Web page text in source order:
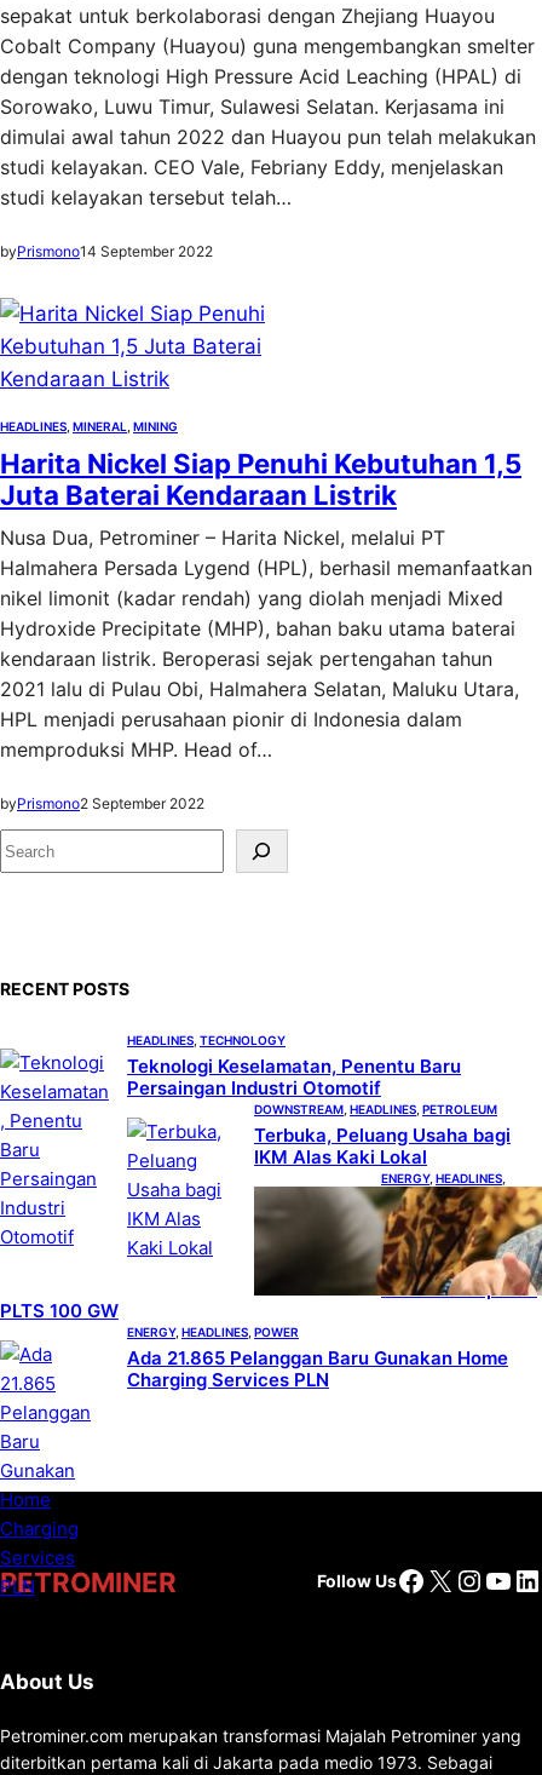
sepakat untuk berkolaborasi dengan Zhejiang Huayou
Cobalt Company (Huayou) guna mengembangkan smelter
dengan teknologi High Pressure Acid Leaching (HPAL) di
Sorowako, Luwu Timur, Sulawesi Selatan. Kerjasama ini
dimulai awal tahun 2022 dan Huayou pun telah melakukan
studi kelayakan. CEO Vale, Febriany Eddy, menjelaskan
studi kelayakan tersebut telah…
byPrismono14 September 2022
HEADLINES MINERAL MINING
Harita Nickel Siap Penuhi Kebutuhan 1,5
Juta Baterai Kendaraan Listrik
Nusa Dua, Petrominer – Harita Nickel, melalui PT
Halmahera Persada Lygend (HPL), berhasil memanfaatkan
nikel limonit (kadar rendah) yang diolah menjadi Mixed
Hydroxide Precipitate (MHP), bahan baku utama baterai
kendaraan listrik. Beroperasi sejak pertengahan tahun
2021 lalu di Pulau Obi, Halmahera Selatan, Maluku Utara,
HPL menjadi perusahaan pionir di Indonesia dalam
memproduksi MHP. Head of…
byPrismono2 September 2022
S
e
RECENT POSTS
HEADLINES TECHNOLOGY
Teknologi Keselamatan, Penentu Baru
Persaingan Industri Otomotif
DOWNSTREAM HEADLINES PETROLEUM
Terbuka, Peluang Usaha bagi
IKM Alas Kaki Lokal
ENERGY, HEADLINES
RENEWABLE
IESR:
Kepemimpinan
Terpadu jadi
Kunci Percepatan
PLTS 100 GW
ENERGY, HEADLINES POWER
Ada 21.865 Pelanggan Baru Gunakan Home
Charging Services PLN
PETROMINER Follow UsFacebook
X
About Us
Petrominer.com merupakan transformasi Majalah Petrominer yang
diterbitkan pertama kali di Jakarta pada medio 1973. Sebagai